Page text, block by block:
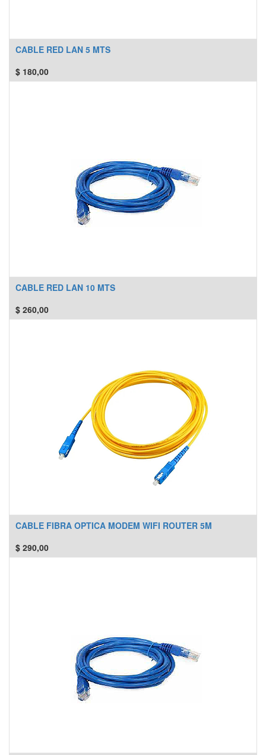
CABLE RED LAN 5 MTS
$ 180,00
CABLE RED LAN 10 MTS
$ 260,00
CABLE FIBRA OPTICA MODEM WIFI ROUTER 5M
$ 290,00